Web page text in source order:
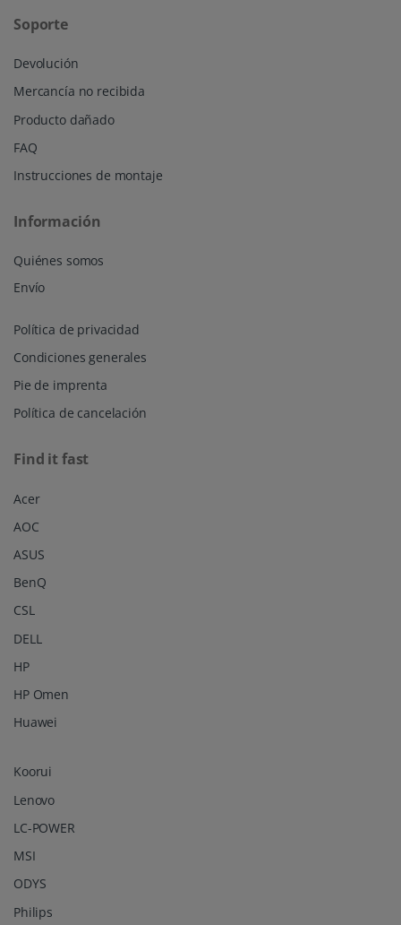
Soporte
Devolución
Mercancía no recibida
Producto dañado
FAQ
Instrucciones de montaje
Información
Quiénes somos
Envío
Política de privacidad
Condiciones generales
Pie de imprenta
Política de cancelación
Find it fast
Acer
AOC
ASUS
BenQ
CSL
DELL
HP
HP Omen
Huawei
Koorui
Lenovo
LC-POWER
MSI
ODYS
Philips